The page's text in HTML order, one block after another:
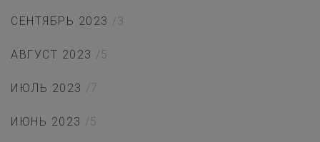
СЕНТЯБРЬ 2023 /3
АВГУСТ 2023 /5
ИЮЛЬ 2023 /7
ИЮНЬ 2023 /5